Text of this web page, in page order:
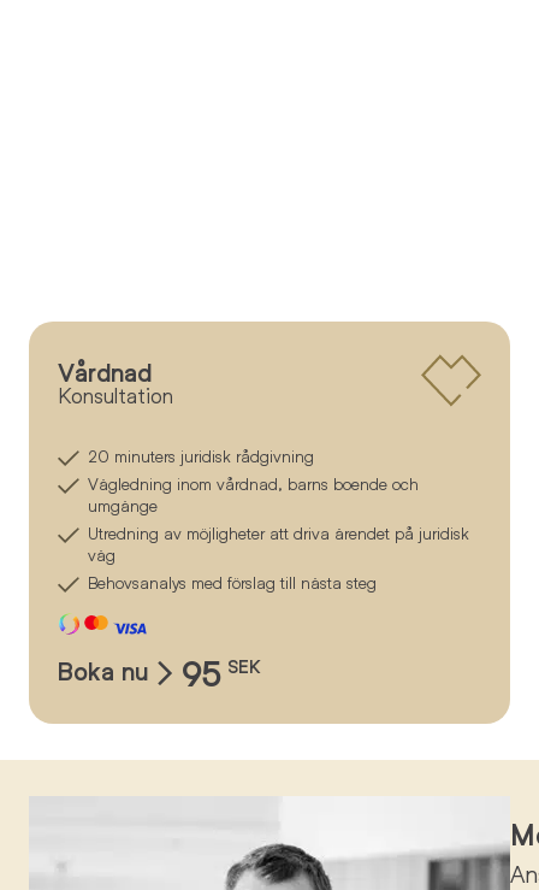
Vårdnad
Konsultation
20 minuters juridisk rådgivning
Vägledning inom vårdnad, barns boende och
umgänge
Utredning av möjligheter att driva ärendet på juridisk
väg
Behovsanalys med förslag till nästa steg
Boka nu 95 SEK